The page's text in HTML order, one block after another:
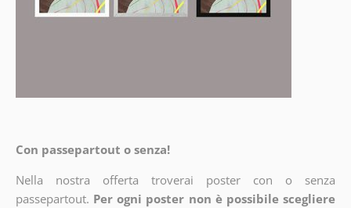
Con passepartout o senza!
Nella nostra offerta troverai poster con o senza
passepartout. Per ogni poster non è possibile scegliere